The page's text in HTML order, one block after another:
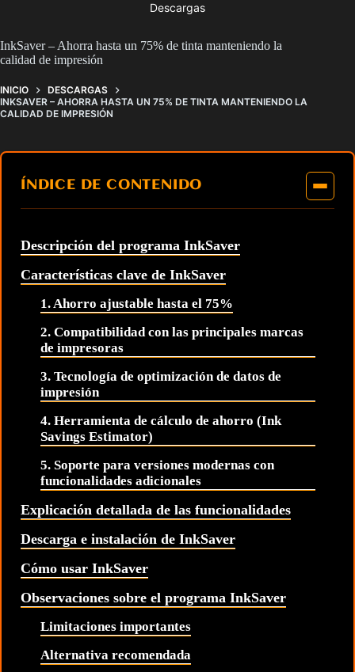
Descargas
InkSaver – Ahorra hasta un 75% de tinta manteniendo la
calidad de impresión
INICIO
DESCARGAS
INKSAVER – AHORRA HASTA UN 75% DE TINTA MANTENIENDO LA
CALIDAD DE IMPRESIÓN
ÍNDICE DE CONTENIDO
Descripción del programa InkSaver
Características clave de InkSaver
1. Ahorro ajustable hasta el 75%
2. Compatibilidad con las principales marcas
de impresoras
3. Tecnología de optimización de datos de
impresión
4. Herramienta de cálculo de ahorro (Ink
Savings Estimator)
5. Soporte para versiones modernas con
funcionalidades adicionales
Explicación detallada de las funcionalidades
Descarga e instalación de InkSaver
Cómo usar InkSaver
Observaciones sobre el programa InkSaver
Limitaciones importantes
Alternativa recomendada